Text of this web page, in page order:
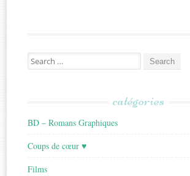
Search
for:
catégories
BD – Romans Graphiques
Coups de cœur ♥
Films